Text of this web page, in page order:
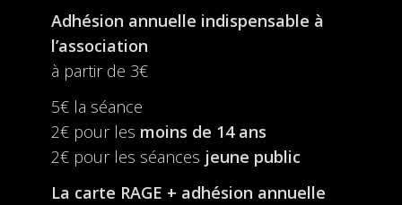
Adhésion annuelle indispensable à
l’association
à partir de 3€
5€ la séance
2€ pour les moins de 14 ans
2€ pour les séances jeune public
La carte RAGE + adhésion annuelle